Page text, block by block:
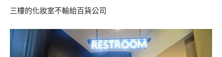
三樓的化妝室不輸給百貨公司